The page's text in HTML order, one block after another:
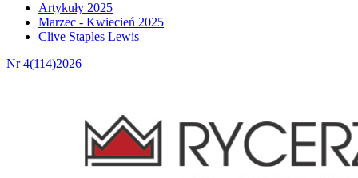
Artykuły 2025
Marzec - Kwiecień 2025
Clive Staples Lewis
Nr 4(114)2026